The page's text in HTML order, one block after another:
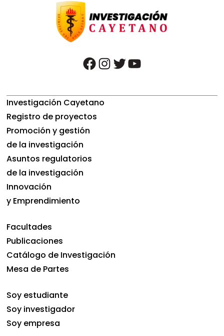
facebook instagram twitter youtube
Investigación Cayetano
Registro de proyectos
Promoción y gestión
de la investigación
Asuntos regulatorios
de la investigación
Innovación
y Emprendimiento
Facultades
Publicaciones
Catálogo de Investigación
Mesa de Partes
Soy estudiante
Soy investigador
Soy empresa